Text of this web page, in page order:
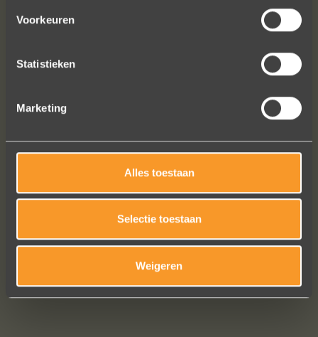
Voorkeuren
Statistieken
Marketing
Alles toestaan
Selectie toestaan
Weigeren
Bekijk al onze reviews